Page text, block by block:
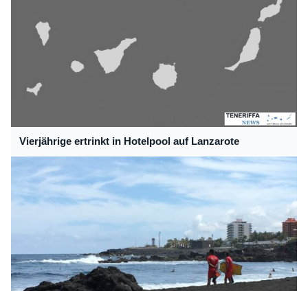
Vierjährige ertrinkt in Hotelpool auf Lanzarote